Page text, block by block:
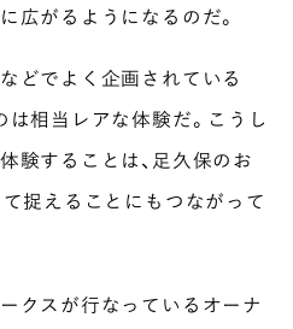
広がるようになるのだ。
どでよく企画されている
は相当レアな体験だ。こうし
験することは、足久保のお
て捉えることにもつながって
クスが行なっているオーナ